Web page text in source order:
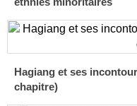
Hagiang et ses
chapitre)